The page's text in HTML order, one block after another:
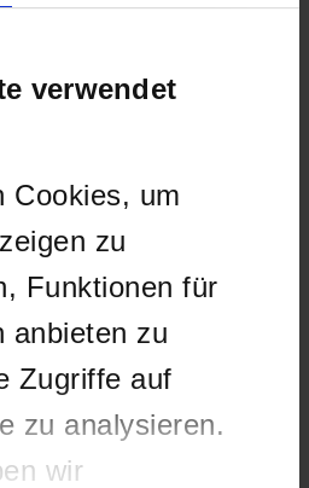
verwendet
Cookies, um
zu
Funktionen für
anbieten zu
Zugriffe auf
zu analysieren.
wir
der Mary Jane
wir einexklusives
das so nur bei
nicht nur ein
Pouch von